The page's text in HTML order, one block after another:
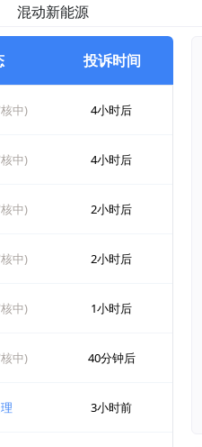
混动新能源
投诉时间
中) 4小时后
中) 4小时后
中) 2小时后
中) 2小时后
中) 1小时后
中) 40分钟后
3小时前